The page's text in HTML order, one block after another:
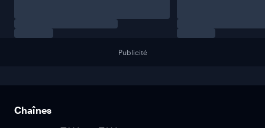
Publicité
Chaînes